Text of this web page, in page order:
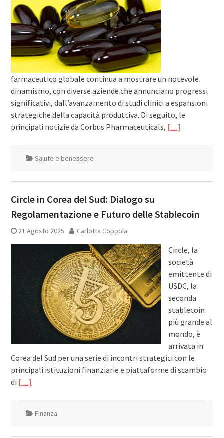
farmaceutico globale continua a mostrare un notevole
dinamismo, con diverse aziende che annunciano progressi
significativi, dall’avanzamento di studi clinici a espansioni
strategiche della capacità produttiva. Di seguito, le
principali notizie da Corbus Pharmaceuticals, […]
Salute e benessere
Circle in Corea del Sud: Dialogo su
Regolamentazione e Futuro delle Stablecoin
21 Agosto 2025 Carlotta Coppola
Circle, la
società
emittente di
USDC, la
seconda
stablecoin
più grande al
mondo, è
arrivata in
Corea del Sud per una serie di incontri strategici con le
principali istituzioni finanziarie e piattaforme di scambio
di […]
Finanza